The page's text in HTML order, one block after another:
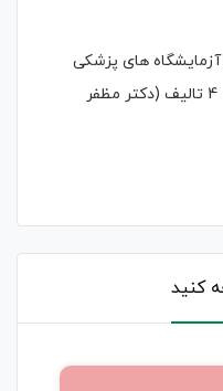
های پزشکی
“صحه گذاری و تایید روش ها” جلد 4 تالیف (دکتر مظفر
کنید